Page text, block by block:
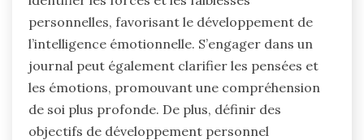
personnelles, favorisant le développement de
l’intelligence émotionnelle. S’engager dans un
journal peut également clarifier les pensées et
les émotions, promouvant une compréhension
de soi plus profonde. De plus, définir des
objectifs de développement personnel